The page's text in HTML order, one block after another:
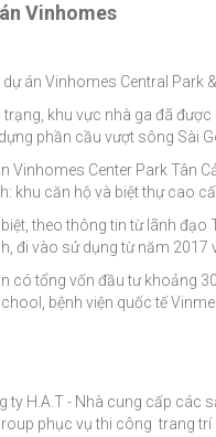
Vinhomes
dự án Vinhomes Central Park
trạng, khu vực nhà ga đã
phần cầu vượt sông Sài
Vinhomes Center Park Tân
khu căn hộ và biệt thự cao
theo thông tin từ lãnh đạo
đi vào sử dụng từ năm 2017
có tổng vốn đầu tư khoảng
bệnh viện quốc tế
ty H.A.T - Nhà cung cấp các
phục vụ thi công trang trí